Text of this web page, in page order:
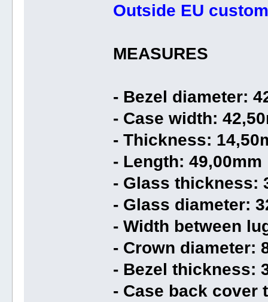
Outside EU
MEASURES
- Bezel diameter:
- Case width:
- Thickness:
- Length: 49,00mm
- Glass thickness:
- Glass diameter:
- Width between
- Crown diameter:
- Bezel thickness:
- Case back cover